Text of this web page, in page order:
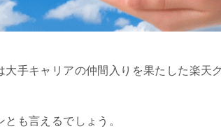
大手キャリアの仲間入りを果たした楽天
も言えるでしょう。